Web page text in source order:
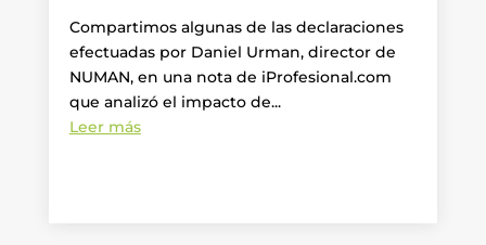
Compartimos algunas de las declaraciones
efectuadas por Daniel Urman, director de
NUMAN, en una nota de iProfesional.com
que analizó el impacto de...
Leer más